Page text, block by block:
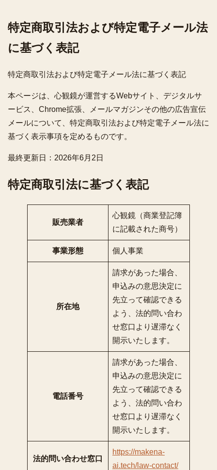
特定商取引法および特定電子メール法
に基づく表記
特定商取引法および特定電子メール法に基づく表記
本ページは、心観鏡が運営するWebサイト、デジタルサ
ービス、Chrome拡張、メールマガジンその他の広告宣伝
メールについて、特定商取引法および特定電子メール法に
基づく表示事項を定めるものです。
最終更新日：2026年6月2日
特定商取引法に基づく表記
販売業者
心観鏡（商業登記簿
に記載された商号）
事業形態 個人事業
所在地
請求があった場合、
申込みの意思決定に
先立って確認できる
よう、法的問い合わ
せ窓口より遅滞なく
開示いたします。
電話番号
請求があった場合、
申込みの意思決定に
先立って確認できる
よう、法的問い合わ
せ窓口より遅滞なく
開示いたします。
法的問い合わせ窓口
https://makena-
ai.tech/law-contact/